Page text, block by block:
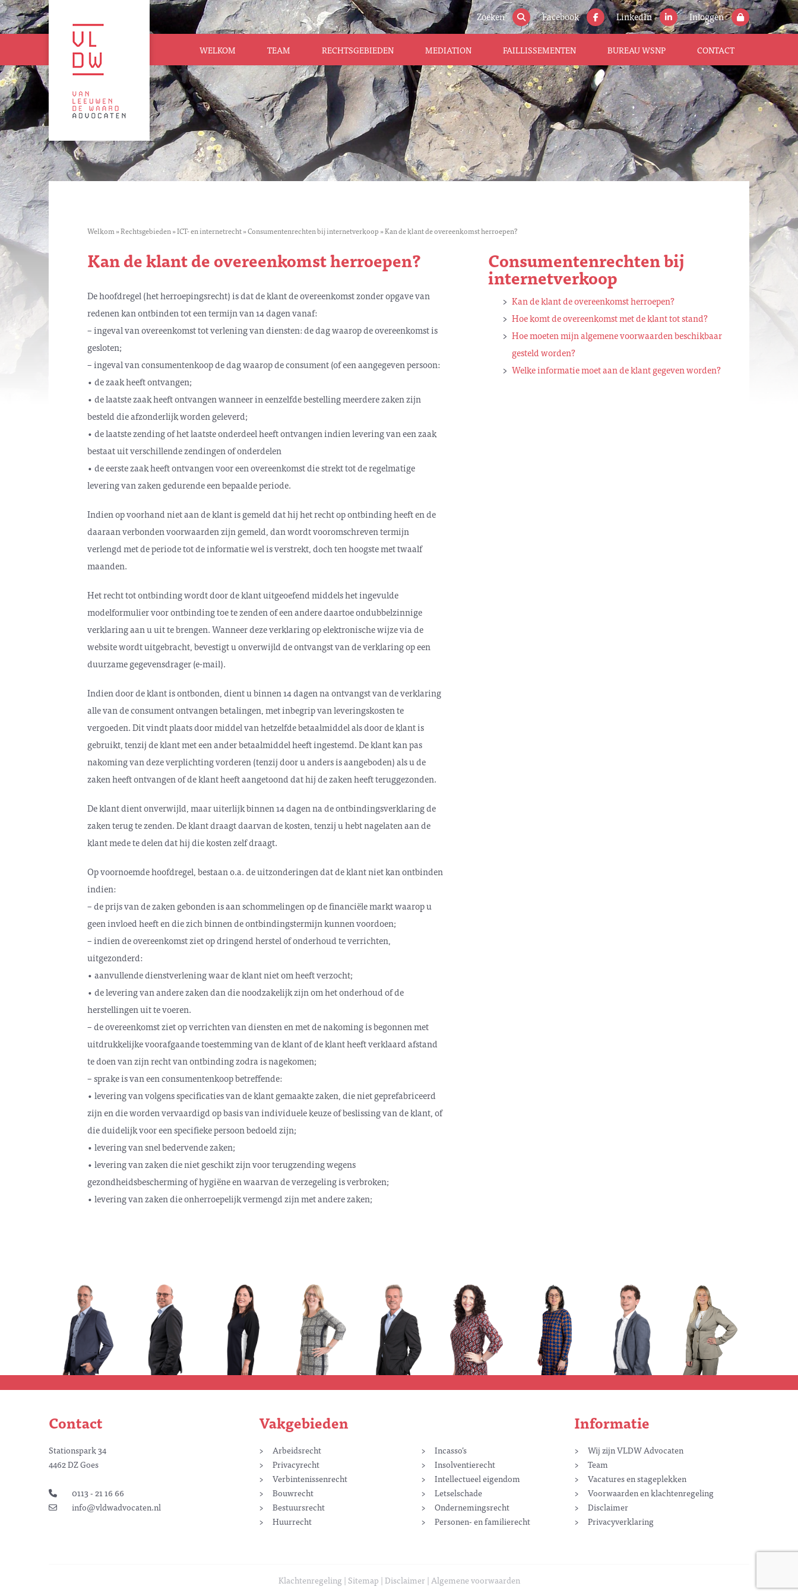
Zoeken Facebook LinkedIn Inloggen
WELKOM TEAM RECHTSGEBIEDEN MEDIATION FAILLISSEMENTEN BUREAU WSNP CONTACT
Welkom»Rechtsgebieden»ICT- en internetrecht»Consumentenrechten bij internetverkoop »Kan de klant de overeenkomst herroepen?
Consumentenrechten bij
internetverkoop
Kan de klant de overeenkomst herroepen?
Hoe komt de overeenkomst met de klant tot stand?
Hoe moeten mijn algemene voorwaarden beschikbaar
gesteld worden?
Welke informatie moet aan de klant gegeven worden?
Kan de klant de overeenkomst herroepen?
De hoofdregel (het herroepingsrecht) is dat de klant de overeenkomst zonder opgave van
redenen kan ontbinden tot een termijn van 14 dagen vanaf:
– ingeval van overeenkomst tot verlening van diensten: de dag waarop de overeenkomst is
gesloten;
– ingeval van consumentenkoop de dag waarop de consument (of een aangegeven persoon:
• de zaak heeft ontvangen;
• de laatste zaak heeft ontvangen wanneer in eenzelfde bestelling meerdere zaken zijn
besteld die afzonderlijk worden geleverd;
• de laatste zending of het laatste onderdeel heeft ontvangen indien levering van een zaak
bestaat uit verschillende zendingen of onderdelen
• de eerste zaak heeft ontvangen voor een overeenkomst die strekt tot de regelmatige
levering van zaken gedurende een bepaalde periode.
Indien op voorhand niet aan de klant is gemeld dat hij het recht op ontbinding heeft en de
daaraan verbonden voorwaarden zijn gemeld, dan wordt vooromschreven termijn
verlengd met de periode tot de informatie wel is verstrekt, doch ten hoogste met twaalf
maanden.
Het recht tot ontbinding wordt door de klant uitgeoefend middels het ingevulde
modelformulier voor ontbinding toe te zenden of een andere daartoe ondubbelzinnige
verklaring aan u uit te brengen. Wanneer deze verklaring op elektronische wijze via de
website wordt uitgebracht, bevestigt u onverwijld de ontvangst van de verklaring op een
duurzame gegevensdrager (e-mail).
Indien door de klant is ontbonden, dient u binnen 14 dagen na ontvangst van de verklaring
alle van de consument ontvangen betalingen, met inbegrip van leveringskosten te
vergoeden. Dit vindt plaats door middel van hetzelfde betaalmiddel als door de klant is
gebruikt, tenzij de klant met een ander betaalmiddel heeft ingestemd. De klant kan pas
nakoming van deze verplichting vorderen (tenzij door u anders is aangeboden) als u de
zaken heeft ontvangen of de klant heeft aangetoond dat hij de zaken heeft teruggezonden.
De klant dient onverwijld, maar uiterlijk binnen 14 dagen na de ontbindingsverklaring de
zaken terug te zenden. De klant draagt daarvan de kosten, tenzij u hebt nagelaten aan de
klant mede te delen dat hij die kosten zelf draagt.
Op voornoemde hoofdregel, bestaan o.a. de uitzonderingen dat de klant niet kan ontbinden
indien:
– de prijs van de zaken gebonden is aan schommelingen op de financiële markt waarop u
geen invloed heeft en die zich binnen de ontbindingstermijn kunnen voordoen;
– indien de overeenkomst ziet op dringend herstel of onderhoud te verrichten,
uitgezonderd:
• aanvullende dienstverlening waar de klant niet om heeft verzocht;
• de levering van andere zaken dan die noodzakelijk zijn om het onderhoud of de
herstellingen uit te voeren.
– de overeenkomst ziet op verrichten van diensten en met de nakoming is begonnen met
uitdrukkelijke voorafgaande toestemming van de klant of de klant heeft verklaard afstand
te doen van zijn recht van ontbinding zodra is nagekomen;
– sprake is van een consumentenkoop betreffende:
• levering van volgens specificaties van de klant gemaakte zaken, die niet geprefabriceerd
zijn en die worden vervaardigd op basis van individuele keuze of beslissing van de klant, of
die duidelijk voor een specifieke persoon bedoeld zijn;
• levering van snel bedervende zaken;
• levering van zaken die niet geschikt zijn voor terugzending wegens
gezondheidsbescherming of hygiëne en waarvan de verzegeling is verbroken;
• levering van zaken die onherroepelijk vermengd zijn met andere zaken;
Contact
Stationspark 34
4462 DZ Goes
0113 - 21 16 66
info@vldwadvocaten.nl
Vakgebieden
Arbeidsrecht
Privacyrecht
Verbintenissenrecht
Bouwrecht
Bestuursrecht
Huurrecht
Incasso’s
Insolventierecht
Intellectueel eigendom
Letselschade
Ondernemingsrecht
Personen- en familierecht
Informatie
Wij zijn VLDW Advocaten
Team
Vacatures en stageplekken
Voorwaarden en klachtenregeling
Disclaimer
Privacyverklaring
Klachtenregeling Sitemap Disclaimer Algemene voorwaarden